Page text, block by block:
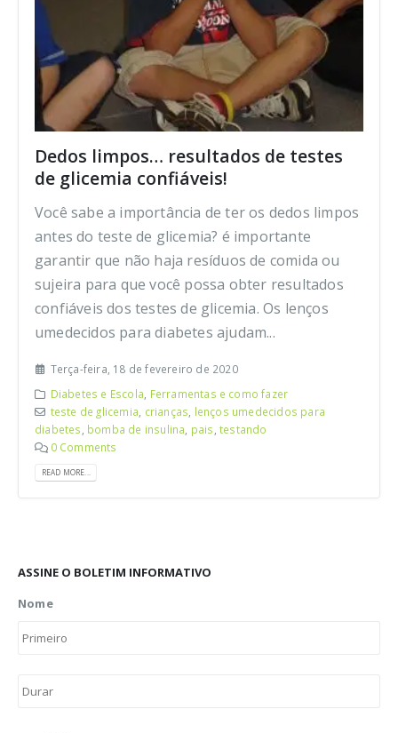
Dedos limpos… resultados de testes
de glicemia confiáveis!
Você sabe a importância de ter os dedos limpos
antes do teste de glicemia? é importante
garantir que não haja resíduos de comida ou
sujeira para que você possa obter resultados
confiáveis dos testes de glicemia. Os lenços
umedecidos para diabetes ajudam...
Terça-feira, 18 de fevereiro de 2020
Diabetes e Escola Ferramentas e como fazer
teste de glicemia crianças lenços umedecidos para
diabetes bomba de insulina pais ,testando
0 Comments
READ MORE...
ASSINE O BOLETIM INFORMATIVO
Nome